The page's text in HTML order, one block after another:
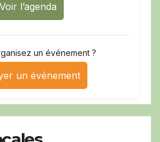
Voir l’agenda
un événement ?
un événement